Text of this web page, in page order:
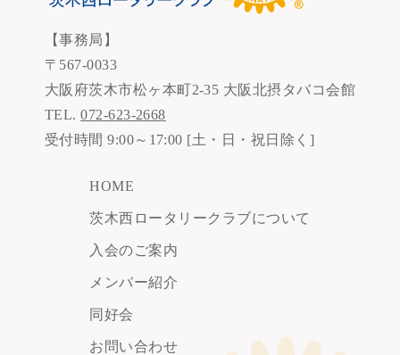
【事務局】
〒567-0033
大阪府茨木市松ヶ本町2-35 大阪北摂タバコ会館
TEL.072-623-2668
受付時間 9:00～17:00 [土・日・祝日除く]
HOME
茨木西ロータリークラブについて
入会のご案内
メンバー紹介
同好会
お問い合わせ